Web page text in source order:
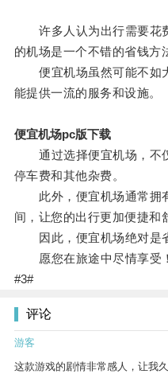
许多人认为出行需要花
的机场是一个不错的省钱方
便宜机场虽然可能不如
能提供一流的服务和设施。
便宜机场pc版下载
通过选择便宜机场，不
停车费和其他杂费。
此外，便宜机场通常拥
间，让您的出行更加便捷和
因此，便宜机场绝对是省
愿您在旅途中尽情享受
#3#
评论
游客
这款游戏的剧情非常感人，让我久